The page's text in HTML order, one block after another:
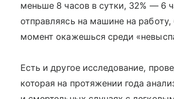
меньше 8 часов в сутки, 32% — 6
отправляясь на машине на работу,
момент окажешься среди
Есть и другое исследование,
которая на протяжении года